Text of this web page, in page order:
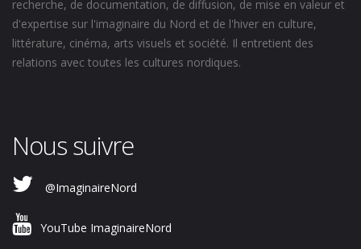
recherche, de documentation, de diffusion, de mise en valeur et
d'expertise sur l'imaginaire du Nord et de l'hiver en culture,
littérature, cinéma, arts visuels et société. Il entretient des
relations avec toutes les cultures nordiques.
Nous suivre
@ImaginaireNord
YouTube ImaginaireNord